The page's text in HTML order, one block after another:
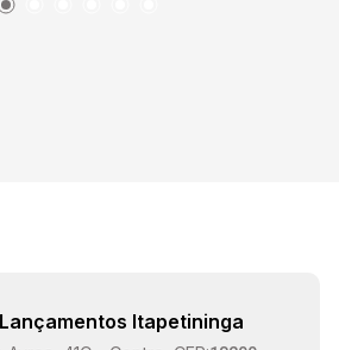
Washington Luiz. Além
comercial.
Itapetininga